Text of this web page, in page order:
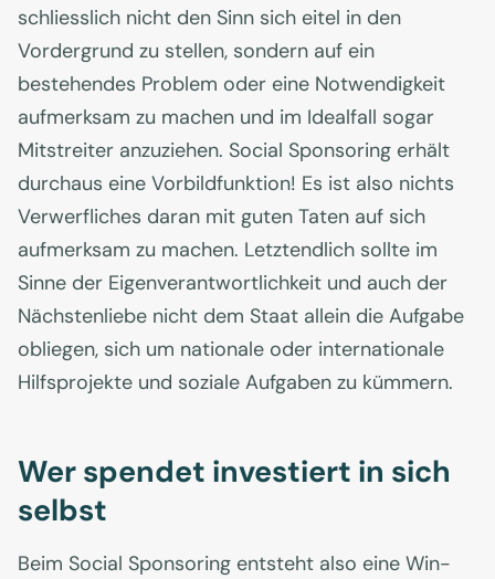
schliesslich nicht den Sinn sich eitel in den
Vordergrund zu stellen, sondern auf ein
bestehendes Problem oder eine Notwendigkeit
aufmerksam zu machen und im Idealfall sogar
Mitstreiter anzuziehen. Social Sponsoring erhält
durchaus eine Vorbildfunktion! Es ist also nichts
Verwerfliches daran mit guten Taten auf sich
aufmerksam zu machen. Letztendlich sollte im
Sinne der Eigenverantwortlichkeit und auch der
Nächstenliebe nicht dem Staat allein die Aufgabe
obliegen, sich um nationale oder internationale
Hilfsprojekte und soziale Aufgaben zu kümmern.
Wer spendet investiert in sich
selbst
Beim Social Sponsoring entsteht also eine Win-